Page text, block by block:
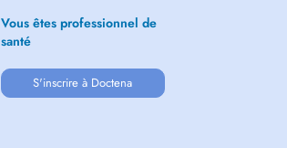
Vous êtes professionnel de
santé
S'inscrire à Doctena